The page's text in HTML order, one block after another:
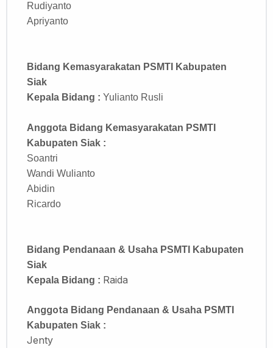
Rudiyanto
Apriyanto
Bidang Kemasyarakatan PSMTI Kabupaten
Siak
Kepala Bidang : Yulianto Rusli
Anggota Bidang Kemasyarakatan PSMTI
Kabupaten Siak :
Soantri
Wandi Wulianto
Abidin
Ricardo
Bidang Pendanaan & Usaha PSMTI Kabupaten
Siak
Kepala Bidang : Raida
Anggota Bidang Pendanaan & Usaha PSMTI
Kabupaten Siak :
Jenty